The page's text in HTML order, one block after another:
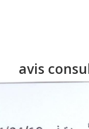
avis